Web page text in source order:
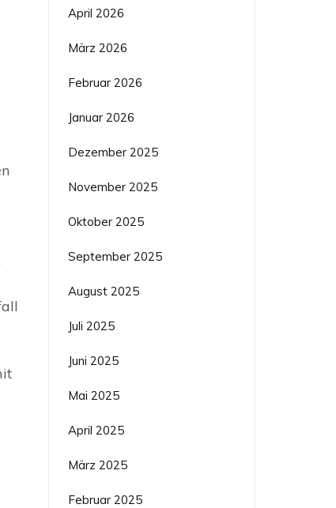
April 2026
März 2026
Februar 2026
Januar 2026
Dezember 2025
November 2025
Oktober 2025
September 2025
August 2025
Juli 2025
Juni 2025
Mai 2025
April 2025
März 2025
Februar 2025